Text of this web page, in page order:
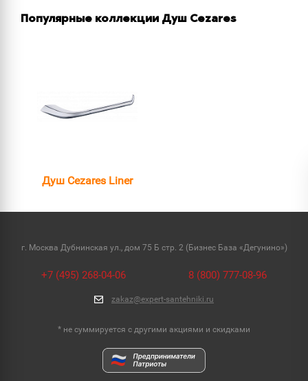
Популярные коллекции Душ Cezares
Душ Cezares Liner
г. Москва Дубнинская ул., дом 75 Б стр. 2 (Бизнес База «Дегунино»)
+7 (495) 268-04-06 8 (800) 777-08-96
zakaz@expert-santehniki.ru
* не суммируется с другими акциями и скидками